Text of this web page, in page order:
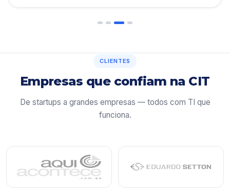
CLIENTES
Empresas que confiam na CIT
De startups a grandes empresas — todos com TI que
funciona.